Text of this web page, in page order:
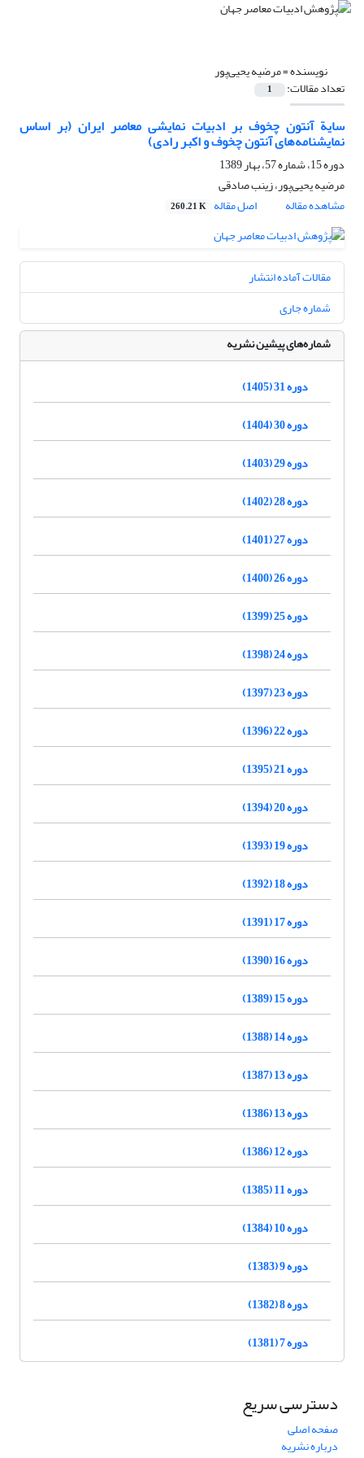
نویسنده =مرضیه یحیی‌پور
تعداد مقالات: 1
سایة آنتون چخوف بر ادبیات نمایشی معاصر ایران (بر اساس
نمایشنامه‌های آنتون چخوف و اکبر رادی)
دوره 15، شماره 57، بهار 1389
مرضیه یحیی‌پور، زینب صادقی
مشاهده مقاله
اصل مقاله 260.21 K
مقالات آماده انتشار
شماره جاری
شماره‌های پیشین نشریه
دوره 31 (1405)
دوره 30 (1404)
دوره 29 (1403)
دوره 28 (1402)
دوره 27 (1401)
دوره 26 (1400)
دوره 25 (1399)
دوره 24 (1398)
دوره 23 (1397)
دوره 22 (1396)
دوره 21 (1395)
دوره 20 (1394)
دوره 19 (1393)
دوره 18 (1392)
دوره 17 (1391)
دوره 16 (1390)
دوره 15 (1389)
دوره 14 (1388)
دوره 13 (1387)
دوره 13 (1386)
دوره 12 (1386)
دوره 11 (1385)
دوره 10 (1384)
دوره 9 (1383)
دوره 8 (1382)
دوره 7 (1381)
دسترسی سریع
صفحه اصلی
درباره نشریه